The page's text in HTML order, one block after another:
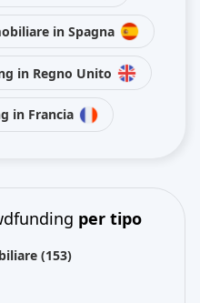
in Spagna
in Regno Unito
in Francia
per tipo
(153)